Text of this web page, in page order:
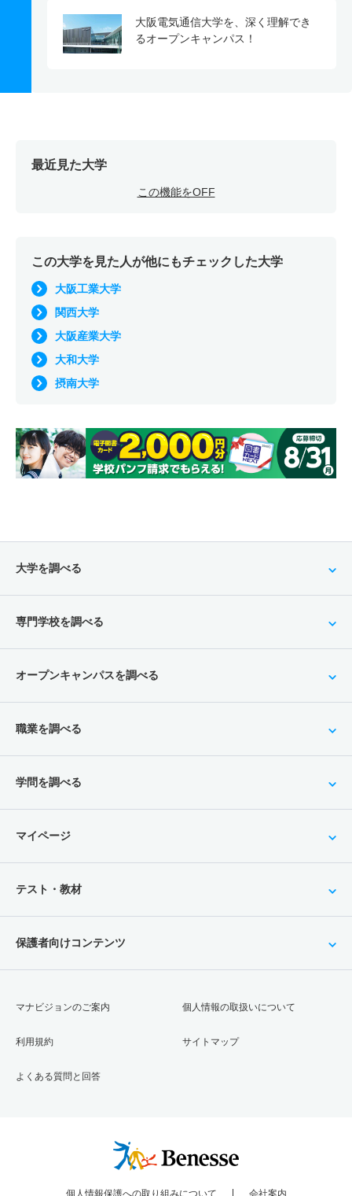
大阪電気通信大学を、深く理解でき
るオープンキャンパス！
最近見た大学
この機能をOFF
この大学を見た人が他にもチェックした大学
大阪工業大学
関西大学
大阪産業大学
大和大学
摂南大学
大学を調べる
専門学校を調べる
オープンキャンパスを調べる
職業を調べる
学問を調べる
マイページ
テスト・教材
保護者向けコンテンツ
マナビジョンのご案内
利用規約
よくある質問と回答
個人情報の取扱いについて
サイトマップ
個人情報保護への取り組みについて 会社案内